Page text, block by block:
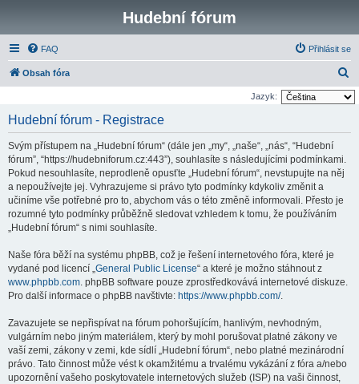
Hudební fórum
FAQ Přihlásit se
Obsah fóra
l
Jazyk:
Hudební fórum - Registrace
Svým přístupem na „Hudební fórum“ (dále jen „my“, „naše“, „nás“, “Hudební
fórum”, “https://hudebniforum.cz:443”), souhlasíte s následujícími podmínkami.
Pokud nesouhlasíte, neprodleně opusťte „Hudební fórum“, nevstupujte na něj
a nepoužívejte jej. Vyhrazujeme si právo tyto podmínky kdykoliv změnit a
učiníme vše potřebné pro to, abychom vás o této změně informovali. Přesto je
rozumné tyto podmínky průběžně sledovat vzhledem k tomu, že používáním
„Hudební fórum“ s nimi souhlasíte.
Naše fóra běží na systému phpBB, což je řešení internetového fóra, které je
vydané pod licencí „General Public License“ a které je možno stáhnout z
www.phpbb.com. phpBB software pouze zprostředkovává internetové diskuze.
Pro další informace o phpBB navštivte: https://www.phpbb.com/.
Zavazujete se nepřispívat na fórum pohoršujícím, hanlivým, nevhodným,
vulgárním nebo jiným materiálem, který by mohl porušovat platné zákony ve
vaší zemi, zákony v zemi, kde sídlí „Hudební fórum“, nebo platné mezinárodní
právo. Tato činnost může vést k okamžitému a trvalému vykázání z fóra a/nebo
upozornění vašeho poskytovatele internetových služeb (ISP) na vaši činnost,